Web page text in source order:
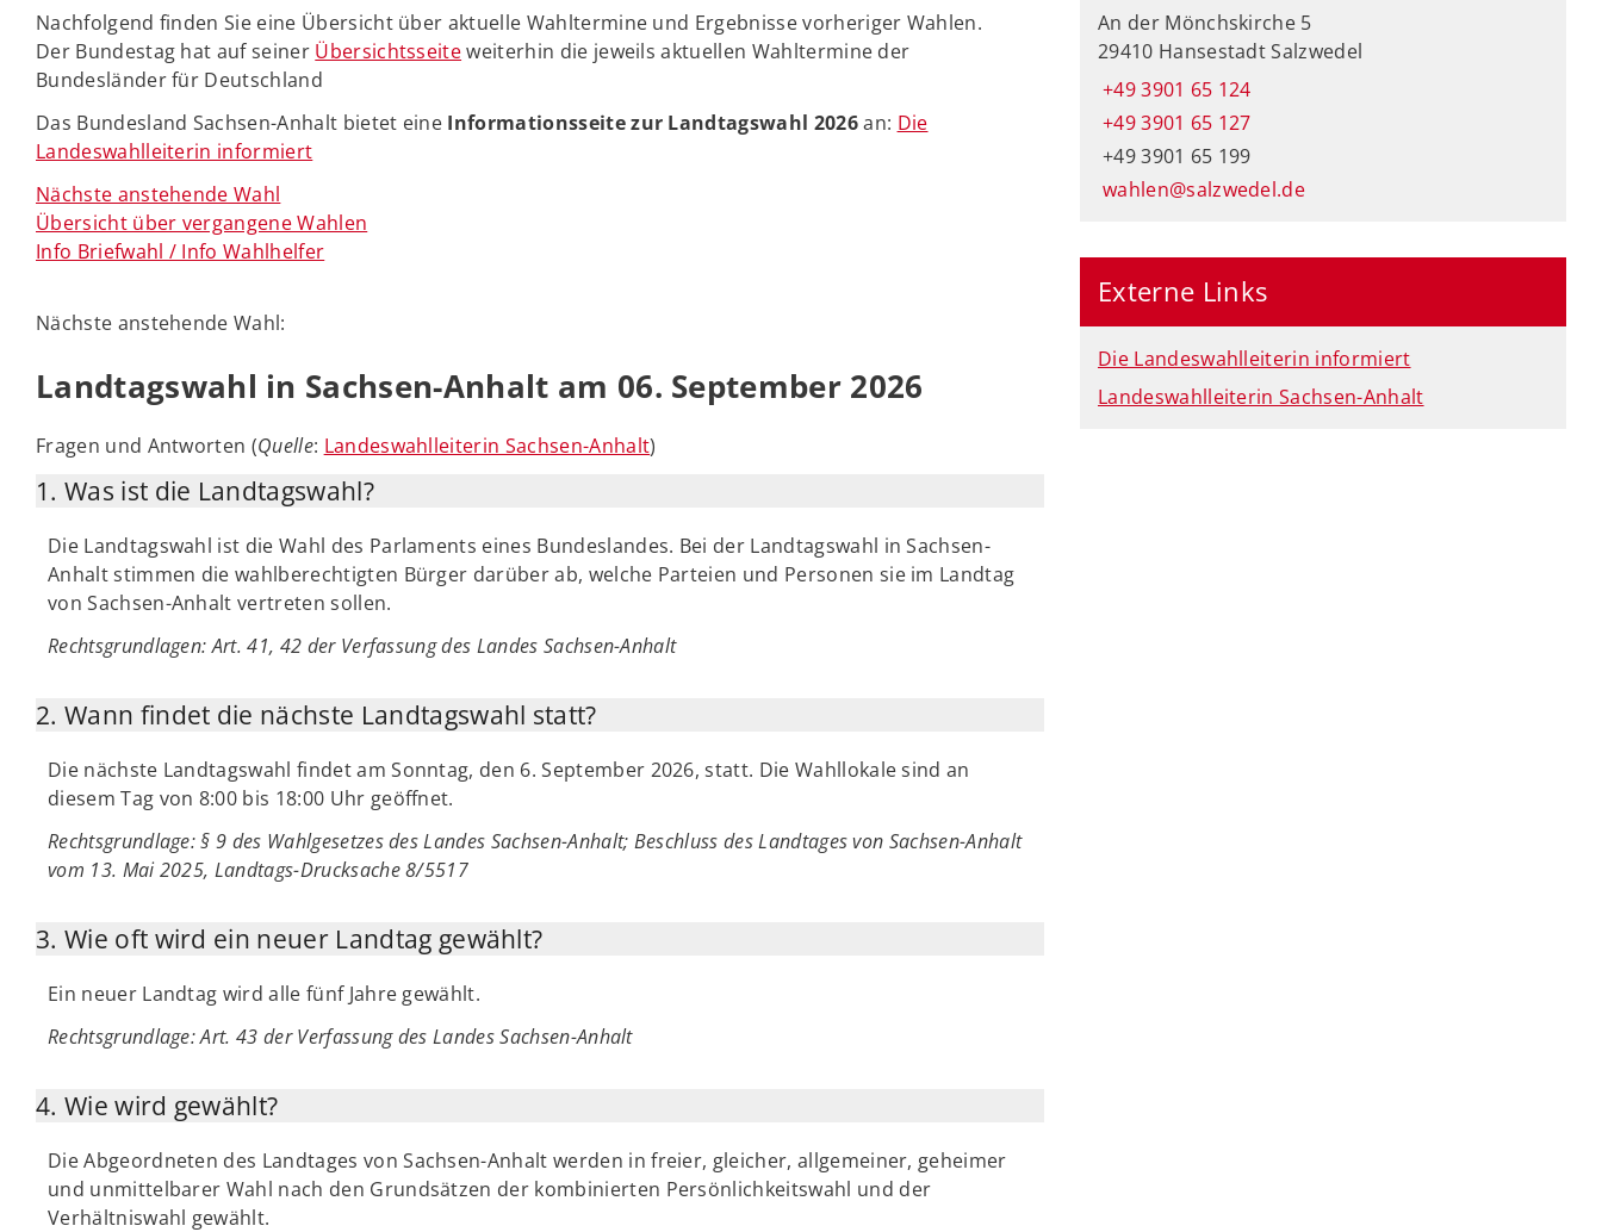
Nachfolgend finden Sie eine Übersicht über aktuelle Wahltermine und Ergebnisse vorheriger Wahlen.
Der Bundestag hat auf seiner Übersichtsseiteweiterhin die jeweils aktuellen Wahltermine der
Bundesländer für Deutschland
Das Bundesland Sachsen-Anhalt bietet eine Informationsseite zur Landtagswahl 2026an: Die
Landeswahlleiterin informiert
Nächste anstehende Wahl
Übersicht über vergangene Wahlen
Info Briefwahl / Info Wahlhelfer
Nächste anstehende Wahl:
Landtagswahl in Sachsen-Anhalt am 06. September 2026
Fragen und Antworten (Quelle: Landeswahlleiterin Sachsen-Anhalt)
1. Was ist die Landtagswahl?
Die Landtagswahl ist die Wahl des Parlaments eines Bundeslandes. Bei der Landtagswahl in Sachsen-
Anhalt stimmen die wahlberechtigten Bürger darüber ab, welche Parteien und Personen sie im Landtag
von Sachsen-Anhalt vertreten sollen.
Rechtsgrundlagen: Art. 41, 42 der Verfassung des Landes Sachsen-Anhalt
2. Wann findet die nächste Landtagswahl statt?
Die nächste Landtagswahl findet am Sonntag, den 6. September 2026, statt. Die Wahllokale sind an
diesem Tag von 8:00 bis 18:00 Uhr geöffnet.
Rechtsgrundlage: § 9 des Wahlgesetzes des Landes Sachsen-Anhalt; Beschluss des Landtages von Sachsen-Anhalt
vom 13. Mai 2025, Landtags-Drucksache 8/5517
3. Wie oft wird ein neuer Landtag gewählt?
Ein neuer Landtag wird alle fünf Jahre gewählt.
Rechtsgrundlage: Art. 43 der Verfassung des Landes Sachsen-Anhalt
4. Wie wird gewählt?
Die Abgeordneten des Landtages von Sachsen-Anhalt werden in freier, gleicher, allgemeiner, geheimer
und unmittelbarer Wahl nach den Grundsätzen der kombinierten Persönlichkeitswahl und der
Verhältniswahl gewählt.
An der Mönchskirche 5
29410 Hansestadt Salzwedel
+49 3901 65 124
+49 3901 65 127
+49 3901 65 199
wahlen@salzwedel.de
Externe Links
Die Landeswahlleiterin informiert
Landeswahlleiterin Sachsen-Anhalt